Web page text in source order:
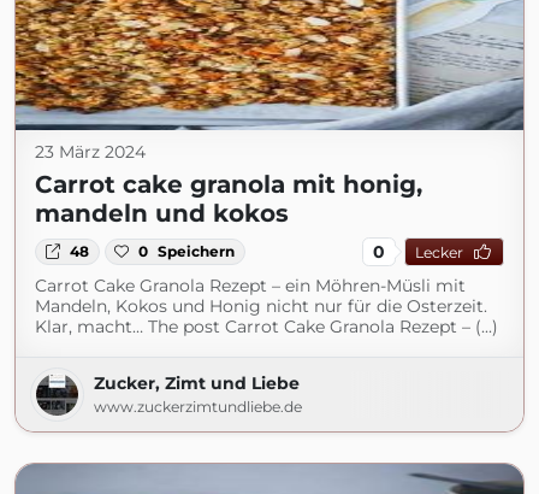
23 März 2024
Carrot cake granola mit honig,
mandeln und kokos
48 0 Speichern 0 Lecker
Carrot Cake Granola Rezept – ein Möhren-Müsli mit
Mandeln, Kokos und Honig nicht nur für die Osterzeit.
Klar, macht… The post Carrot Cake Granola Rezept – (...)
Zucker, Zimt und Liebe
www.zuckerzimtundliebe.de